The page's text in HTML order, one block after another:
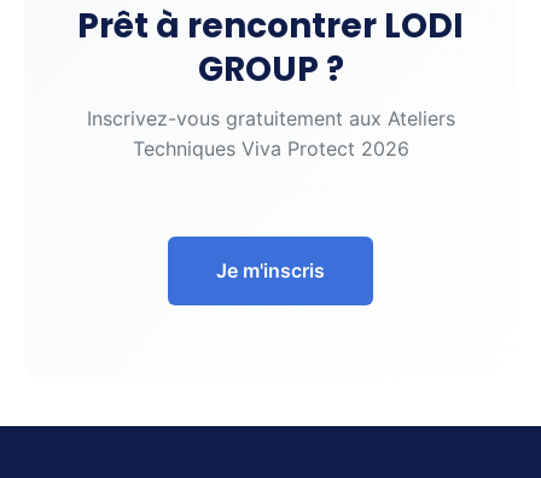
Prêt à rencontrer LODI
GROUP ?
Inscrivez-vous gratuitement aux Ateliers
Techniques Viva Protect 2026
Je m'inscris